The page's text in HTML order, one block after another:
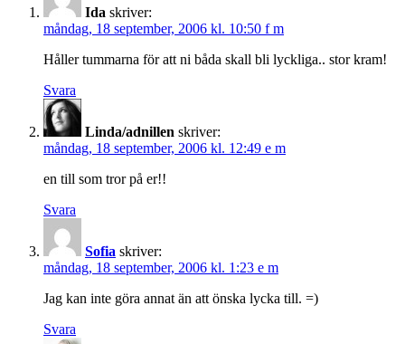
Ida skriver:
måndag, 18 september, 2006 kl. 10:50 f m
Håller tummarna för att ni båda skall bli lyckliga.. stor kram!
Svara
Linda/adnillen skriver:
måndag, 18 september, 2006 kl. 12:49 e m
en till som tror på er!!
Svara
Sofia skriver:
måndag, 18 september, 2006 kl. 1:23 e m
Jag kan inte göra annat än att önska lycka till. =)
Svara